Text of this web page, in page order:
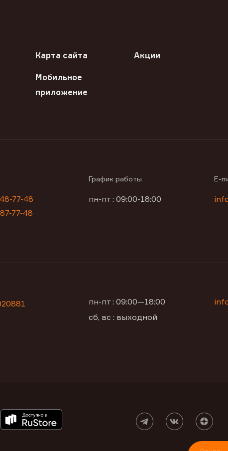
Карта сайта Акции
Мобильное
приложение
77-48
77-48
График работы
пн-пт : 09:00-18:00
E-
пн-пт : 09:00—18:00
сб, вс : выходной